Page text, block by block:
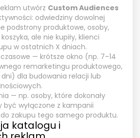
utwórz Custom Audiences
odwiedziny dowolnej
podstrony produktowe, osoby,
ale nie kupiły, klienci
w ostatnich X dniach.
— krótsze okno (np. 7–14
remarketingu produktowego,
dni) dla budowania relacji lub
— np. osoby, które dokonały
być wyłączone z kampanii
zakupu tego samego produktu.
katalogu i